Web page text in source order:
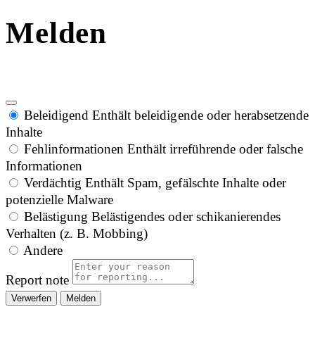
Melden
Beleidigend Enthält beleidigende oder herabsetzende
Inhalte
Fehlinformationen Enthält irreführende oder falsche
Informationen
Verdächtig Enthält Spam, gefälschte Inhalte oder
potenzielle Malware
Belästigung Belästigendes oder schikanierendes
Verhalten (z. B. Mobbing)
Andere
Report note
Melden